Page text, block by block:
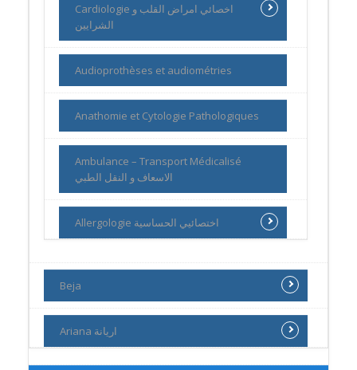
Cardiologie اخصائي امراض القلب و
الشرايين
Audioprothèses et audiométries
Anathomie et Cytologie Pathologiques
Ambulance – Transport Médicalisé
الاسعاف و النقل الطبي
Allergologie اختصائيي الحساسية
Beja
Ariana اريانة